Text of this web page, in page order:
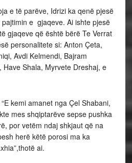
e të parëve, Idrizi ka qenë pjesë
e gjaqeve. Ai ishte pjesë
gjaqeve që është bërë Te Verrat
personalitete si: Anton Çeta,
Avdi Kelmendi, Bajram
Have Shala, Myrvete Dreshaj, e
kemi amanet nga Çel Shabani,
mes shqiptarëve sepse pushka
por vetëm ndaj shkjaut që na
herë këtë porosi ma ka
ai.